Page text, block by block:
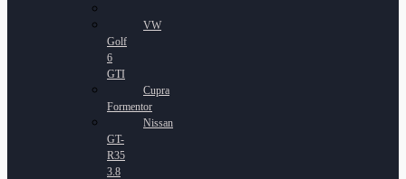
VW
Golf
6
GTI
Cupra
Formentor
Nissan
GT-
R35
3.8